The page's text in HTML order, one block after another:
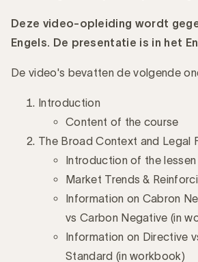
Deze video-opleiding wordt
Engels. De presentatie is in het
De video's bevatten de volgende
Introduction
Content of the course
The Broad Context and Legal
Introduction of the lessen
Market Trends &
Information on Cabron
vs Carbon Negative (in
Information on Directive
Standard (in workbook)